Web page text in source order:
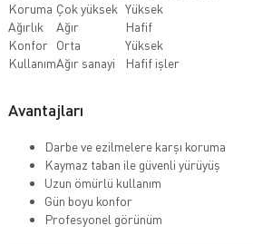
Koruma Çok yüksek Yüksek
Ağırlık
Ağır
Hafif
Konfor
Orta
Yüksek
KullanımAğır sanayi Hafif işler
Avantajları
Darbe ve ezilmelere karşı koruma
Kaymaz taban ile güvenli yürüyüş
Uzun ömürlü kullanım
Gün boyu konfor
Profesyonel görünüm